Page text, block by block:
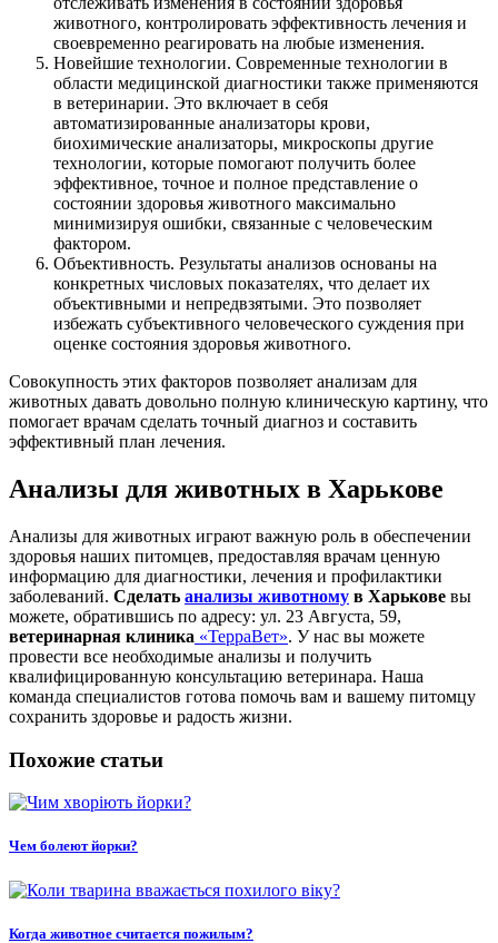
животного, контролировать эффективность лечения и
своевременно реагировать на любые изменения.
Новейшие технологии. Современные технологии в
области медицинской диагностики также применяются
в ветеринарии. Это включает в себя
автоматизированные анализаторы крови,
биохимические анализаторы, микроскопы другие
технологии, которые помогают получить более
эффективное, точное и полное представление о
состоянии здоровья животного максимально
минимизируя ошибки, связанные с человеческим
фактором.
Объективность. Результаты анализов основаны на
конкретных числовых показателях, что делает их
объективными и непредвзятыми. Это позволяет
избежать субъективного человеческого суждения при
оценке состояния здоровья животного.
Совокупность этих факторов позволяет анализам для
животных давать довольно полную клиническую картину, что
помогает врачам сделать точный диагноз и составить
эффективный план лечения.
Анализы для животных в Харькове
Анализы для животных играют важную роль в обеспечении
здоровья наших питомцев, предоставляя врачам ценную
информацию для диагностики, лечения и профилактики
заболеваний. Сделать анализы животному в Харькове вы
можете, обратившись по адресу: ул. 23 Августа, 59,
ветеринарная клиника «ТерраВет». У нас вы можете
провести все необходимые анализы и получить
квалифицированную консультацию ветеринара. Наша
команда специалистов готова помочь вам и вашему питомцу
сохранить здоровье и радость жизни.
Похожие статьи
Чем болеют йорки?
Когда животное считается пожилым?